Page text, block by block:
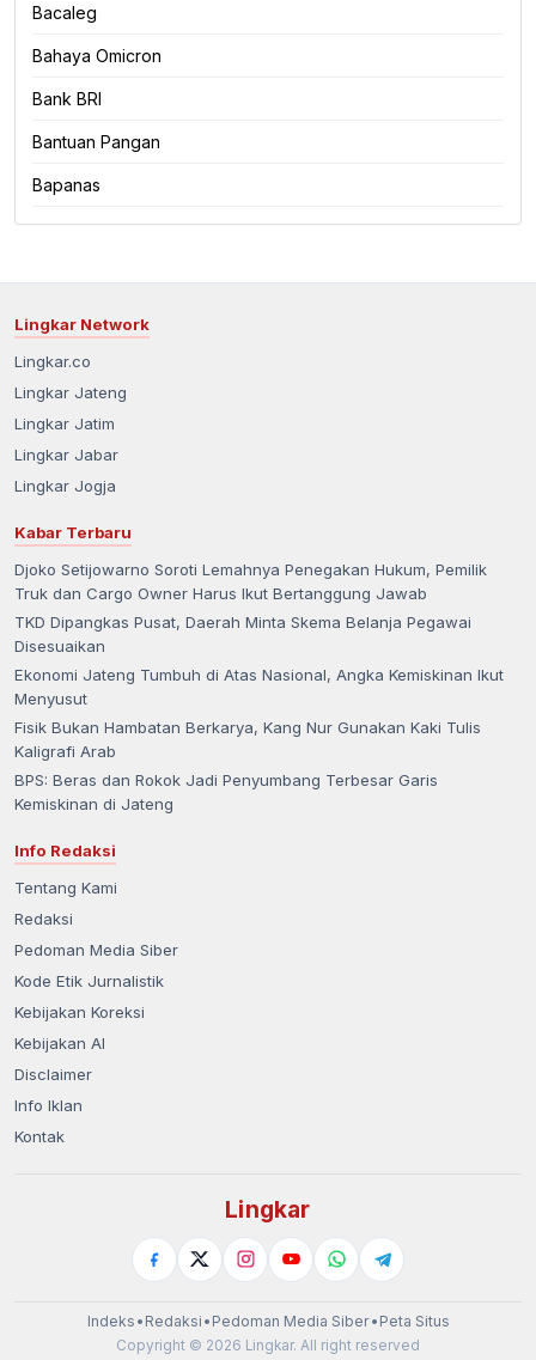
Bacaleg
Bahaya Omicron
Bank BRI
Bantuan Pangan
Bapanas
Lingkar Network
Lingkar.co
Lingkar Jateng
Lingkar Jatim
Lingkar Jabar
Lingkar Jogja
Kabar Terbaru
Djoko Setijowarno Soroti Lemahnya Penegakan Hukum, Pemilik
Truk dan Cargo Owner Harus Ikut Bertanggung Jawab
TKD Dipangkas Pusat, Daerah Minta Skema Belanja Pegawai
Disesuaikan
Ekonomi Jateng Tumbuh di Atas Nasional, Angka Kemiskinan Ikut
Menyusut
Fisik Bukan Hambatan Berkarya, Kang Nur Gunakan Kaki Tulis
Kaligrafi Arab
BPS: Beras dan Rokok Jadi Penyumbang Terbesar Garis
Kemiskinan di Jateng
Info Redaksi
Tentang Kami
Redaksi
Pedoman Media Siber
Kode Etik Jurnalistik
Kebijakan Koreksi
Kebijakan AI
Disclaimer
Info Iklan
Kontak
Lingkar
Indeks • Redaksi • Pedoman Media Siber• Peta Situs
Copyright © 2026 Lingkar. All right reserved